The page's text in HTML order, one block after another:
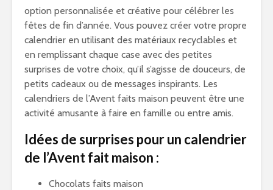
option personnalisée et créative pour célébrer les
fêtes de fin d’année. Vous pouvez créer votre propre
calendrier en utilisant des matériaux recyclables et
en remplissant chaque case avec des petites
surprises de votre choix, qu’il s’agisse de douceurs, de
petits cadeaux ou de messages inspirants. Les
calendriers de l’Avent faits maison peuvent être une
activité amusante à faire en famille ou entre amis.
Idées de surprises pour un calendrier
de l’Avent fait maison :
Chocolats faits maison